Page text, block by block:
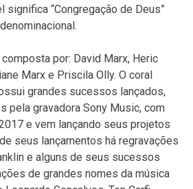
significa “Congregação de Deus”
por: David Marx, Heric
Marx e Priscila Olly. O coral
grandes sucessos lançados,
pela gravadora Sony Music, com
e vem lançando seus projetos
seus lançamentos há regravações
e alguns de seus sucessos
de grandes nomes da música